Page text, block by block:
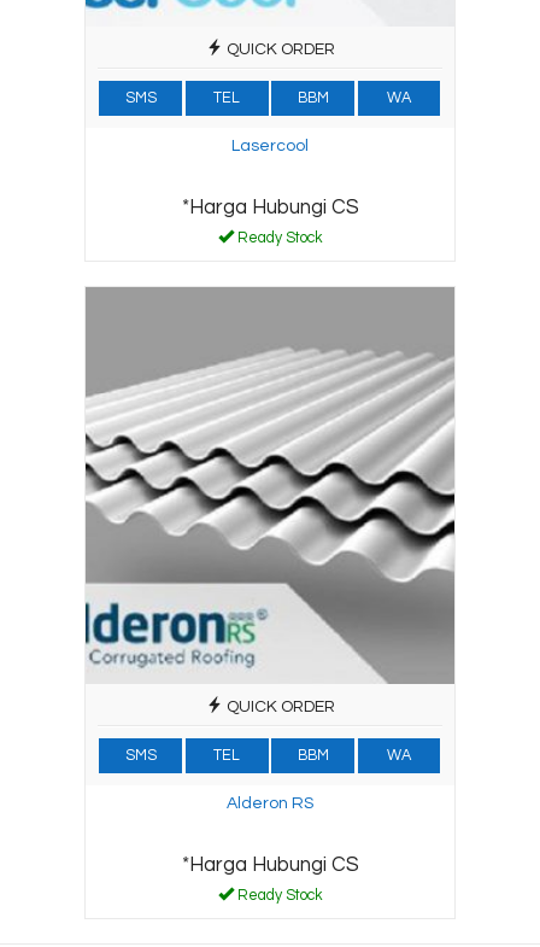
QUICK ORDER
SMS TEL BBM WA
Lasercool
*Harga Hubungi CS
Ready Stock
QUICK ORDER
SMS TEL BBM WA
Alderon RS
*Harga Hubungi CS
Ready Stock